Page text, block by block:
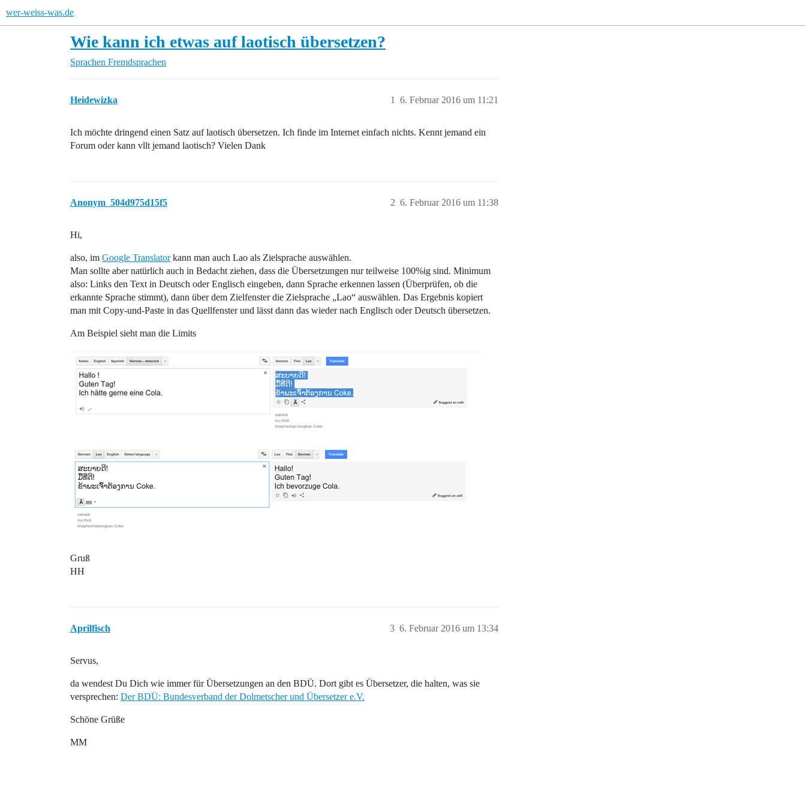
wer-weiss-was.de
Wie kann ich etwas auf laotisch übersetzen?
Sprachen Fremdsprachen
Heidewizka 6. Februar 2016 um 11:21
1
Ich möchte dringend einen Satz auf laotisch übersetzen. Ich finde im Internet einfach nichts. Kennt jemand ein
Forum oder kann vllt jemand laotisch? Vielen Dank
Anonym_504d975d15f5 6. Februar 2016 um 11:38
2
Hi,
also, im Google Translatorkann man auch Lao als Zielsprache auswählen.
Man sollte aber natürlich auch in Bedacht ziehen, dass die Übersetzungen nur teilweise 100%ig sind. Minimum
also: Links den Text in Deutsch oder Englisch eingeben, dann Sprache erkennen lassen (Überprüfen, ob die
erkannte Sprache stimmt), dann über dem Zielfenster die Zielsprache „Lao“ auswählen. Das Ergebnis kopiert
man mit Copy-und-Paste in das Quellfenster und lässt dann das wieder nach Englisch oder Deutsch übersetzen.
Am Beispiel sieht man die Limits
Gruß
HH
Aprilfisch 6. Februar 2016 um 13:34
3
Servus,
da wendest Du Dich wie immer für Übersetzungen an den BDÜ. Dort gibt es Übersetzer, die halten, was sie
versprechen: Der BDÜ: Bundesverband der Dolmetscher und Übersetzer e.V.
Schöne Grüße
MM